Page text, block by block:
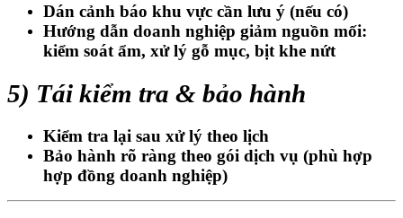
Dán cảnh báo khu vực cần lưu ý (nếu có)
Hướng dẫn doanh nghiệp giảm nguồn mối:
kiểm soát ẩm, xử lý gỗ mục, bịt khe nứt
5) Tái kiểm tra & bảo hành
Kiểm tra lại sau xử lý theo lịch
Bảo hành rõ ràng theo gói dịch vụ (phù hợp
hợp đồng doanh nghiệp)